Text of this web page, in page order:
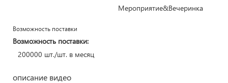
Мероприятие&Вечеринка
Возможность поставки
Возможность поставки:
200000 шт./шт. в месяц
описание видео